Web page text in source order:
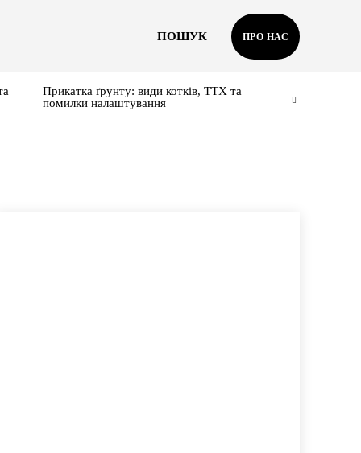
ПОШУК ПРО НАС
Прикатка ґрунту: види котків, ТТХ та
помилки налаштування